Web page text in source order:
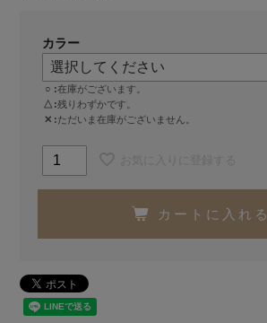
カラー
○
在庫がございます。
△ 残りわずかです。
✕
ただいま在庫がございません。
カートに入れる